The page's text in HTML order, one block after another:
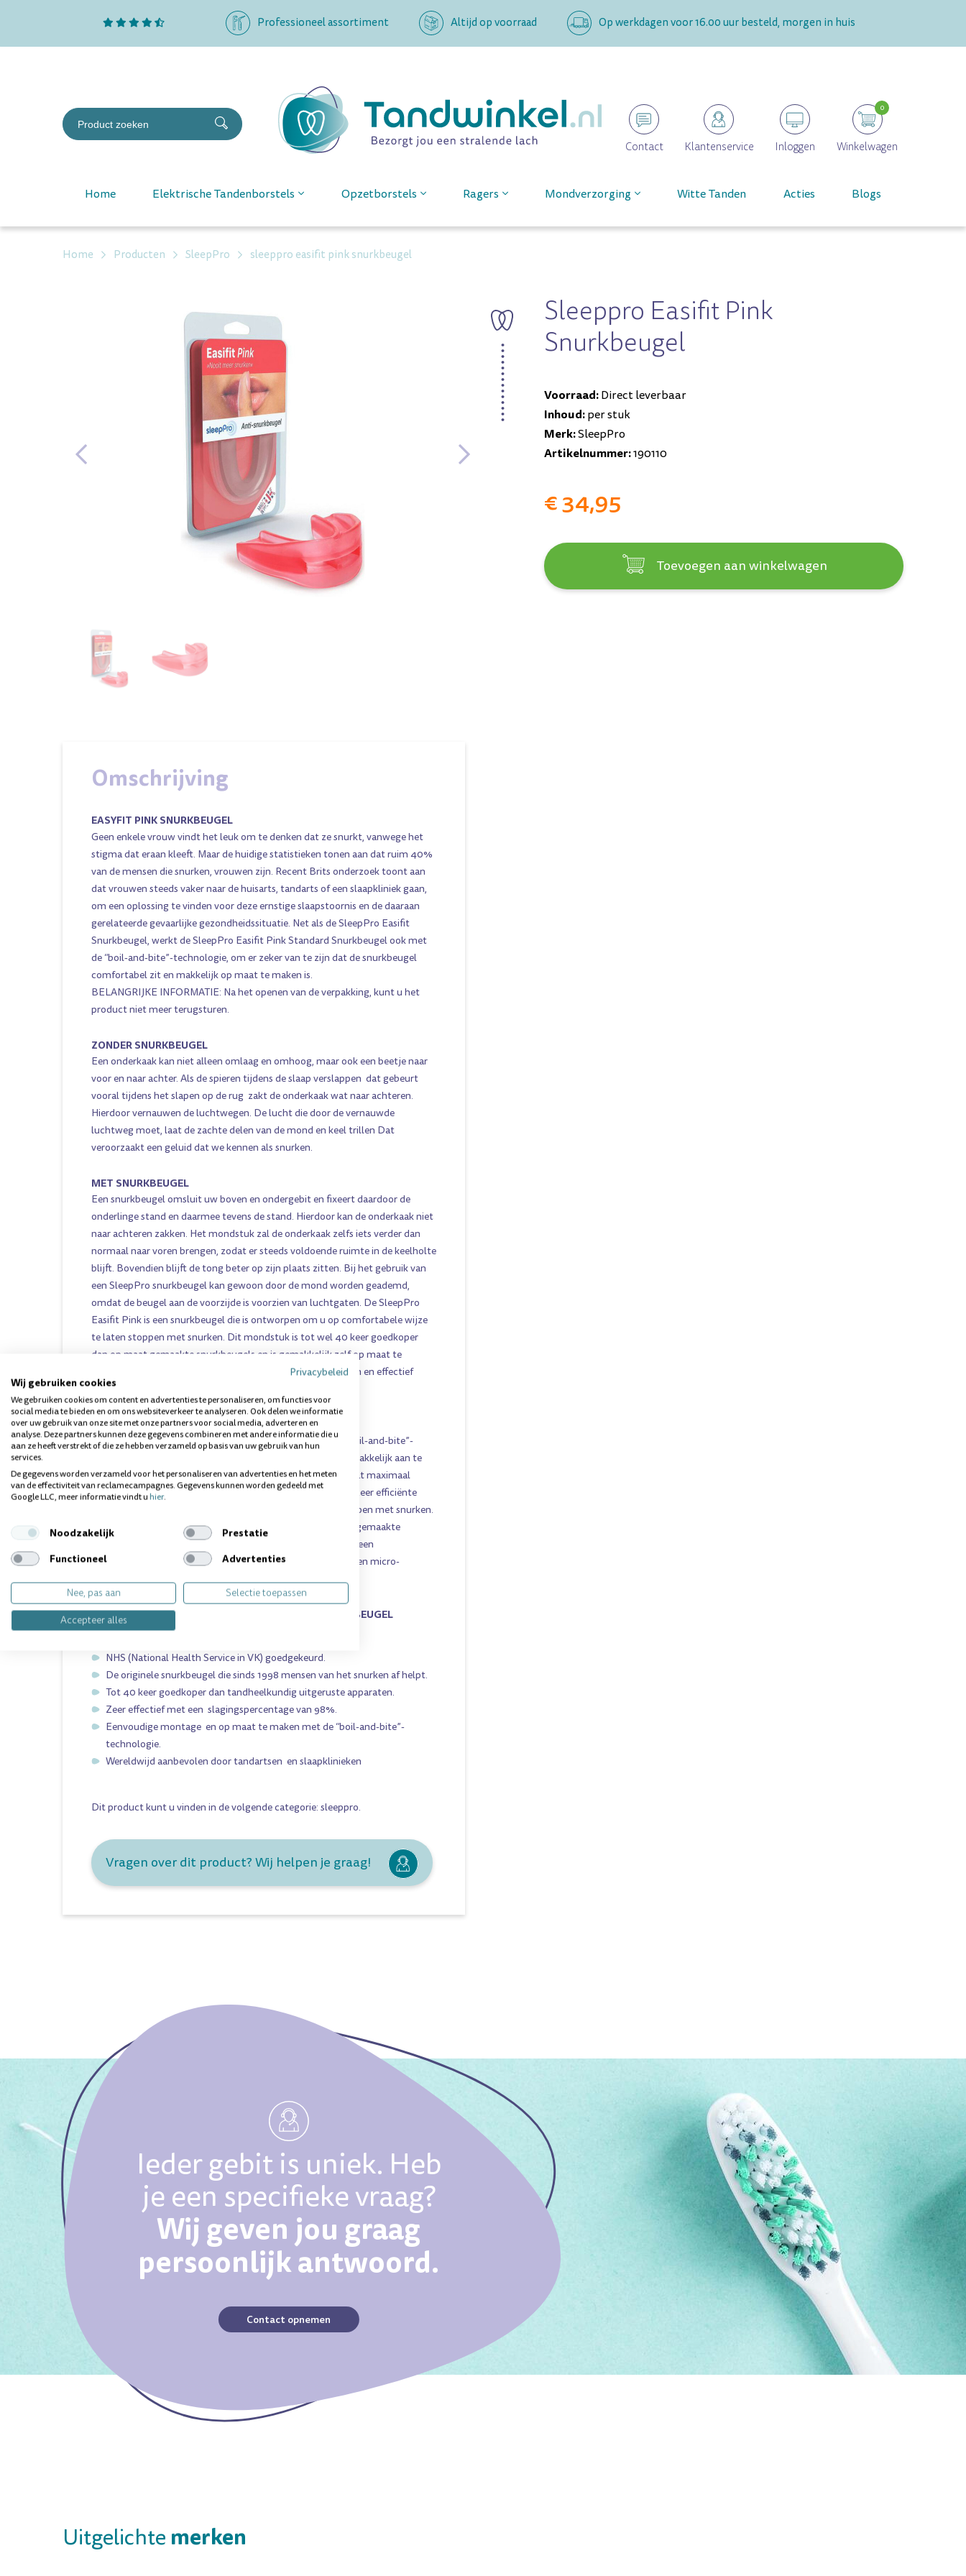
Professioneel assortiment Altijd op voorraad Op werkdagen voor 16.00 uur besteld, morgen in huis
Contact Klantenservice Inloggen Winkelwagen
0
Home Elektrische Tandenborstels Opzetborstels Ragers Mondverzorging Witte Tanden Acties Blogs
Home Producten SleepPro sleeppro easifit pink snurkbeugel
Sleeppro Easifit Pink
Snurkbeugel
Voorraad:Direct leverbaar
Inhoud:per stuk
Merk:SleepPro
Artikelnummer:190110
€ 34,95
Toevoegen aan winkelwagen
Omschrijving
EASYFIT PINK SNURKBEUGEL
Geen enkele vrouw vindt het leuk om te denken dat ze snurkt, vanwege het
stigma dat eraan kleeft. Maar de huidige statistieken tonen aan dat ruim 40%
van de mensen die snurken, vrouwen zijn. Recent Brits onderzoek toont aan
dat vrouwen steeds vaker naar de huisarts, tandarts of een slaapkliniek gaan,
om een oplossing te vinden voor deze ernstige slaapstoornis en de daaraan
gerelateerde gevaarlijke gezondheidssituatie. Net als de SleepPro Easifit
Snurkbeugel, werkt de SleepPro Easifit Pink Standard Snurkbeugel ook met
de “boil-and-bite”-technologie, om er zeker van te zijn dat de snurkbeugel
comfortabel zit en makkelijk op maat te maken is.
BELANGRIJKE INFORMATIE: Na het openen van de verpakking, kunt u het
product niet meer terugsturen.
ZONDER SNURKBEUGEL
Een onderkaak kan niet alleen omlaag en omhoog, maar ook een beetje naar
voor en naar achter. Als de spieren tijdens de slaap verslappen ­ dat gebeurt
vooral tijdens het slapen op de rug ­ zakt de onderkaak wat naar achteren.
Hierdoor vernauwen de luchtwegen. De lucht die door de vernauwde
luchtweg moet, laat de zachte delen van de mond en keel trillen Dat
veroorzaakt een geluid dat we kennen als snurken.
MET SNURKBEUGEL
Een snurkbeugel omsluit uw boven­ en ondergebit en fixeert daardoor de
onderlinge stand en daarmee tevens de stand. Hierdoor kan de onderkaak niet
naar achteren zakken. Het mondstuk zal de onderkaak zelfs iets verder dan
normaal naar voren brengen, zodat er steeds voldoende ruimte in de keelholte
blijft. Bovendien blijft de tong beter op zijn plaats zitten. Bij het gebruik van
een SleepPro snurkbeugel kan gewoon door de mond worden geademd,
omdat de beugel aan de voorzijde is voorzien van luchtgaten. De SleepPro
Easifit Pink is een snurkbeugel die is ontworpen om u op comfortabele wijze
te laten stoppen met snurken. Dit mondstuk is tot wel 40 keer goedkoper
dan op maat gemaakte snurkbeugels en is gemakkelijk zelf op maat te
brengen. Bovendien is onze snurkbeugel medisch aanbevolen en effectief
vanaf het eerste gebruik.
VIA BOIL & BITE OP MAAT MAKEN
De SleepPro Easifit Standard werkt met de zogenaamde “boil-and-bite”-
techniek, om er zeker van te zijn dat hij comfortabel zit en makkelijk aan te
passen is. Hoewel een SleepPro Custom Snurkbeugel op Maat maximaal
comfort biedt en doeltreffend is, vinden veel klanten dat de zeer efficiënte
SleepPro Easifit Standaard voldoende is om ze te laten stoppen met snurken.
Zij hebben dan ook geen behoefte aan een speciaal op maat gemaakte
snurkbeugel. De Easifit snurkbeugel is nu ook beschikbaar in een
antimicrobiële versie, die tot 99,99% bescherming biedt tegen micro-
organismen en tevens langer meegaat.
VOORDELEN VAN EEN EASIFIT PINK STANDARD SNURKBEUGEL
NHS (National Health Service in VK) goedgekeurd.
De originele snurkbeugel die sinds 1998 mensen van het snurken af helpt.
Tot 40 keer goedkoper dan tandheelkundig uitgeruste apparaten.
Zeer effectief met een slagingspercentage van 98%.
Eenvoudige montage en op maat te maken met de “boil-and-bite”-
technologie.
Wereldwijd aanbevolen door tandartsen en slaapklinieken
Dit product kunt u vinden in de volgende categorie: sleeppro.
Vragen over dit product? Wij helpen je graag!
Ieder gebit is uniek. Heb
je een specifieke vraag?
Wij geven jou graag
persoonlijk antwoord.
Contact opnemen
Uitgelichte merken
Privacybeleid
Wij gebruiken cookies
We gebruiken cookies om content en advertenties te personaliseren, om functies voor
social media te bieden en om ons websiteverkeer te analyseren. Ook delen we informatie
over uw gebruik van onze site met onze partners voor social media, adverteren en
analyse. Deze partners kunnen deze gegevens combineren met andere informatie die u
aan ze heeft verstrekt of die ze hebben verzameld op basis van uw gebruik van hun
services.
De gegevens worden verzameld voor het personaliseren van advertenties en het meten
van de effectiviteit van reclamecampagnes. Gegevens kunnen worden gedeeld met
Google LLC, meer informatie vindt uhier.
Noodzakelijk
Prestatie
Functioneel
Advertenties
Nee, pas aan
Selectie toepassen
Accepteer alles